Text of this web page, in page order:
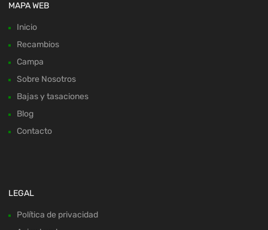
MAPA WEB
Inicio
Recambios
Campa
Sobre Nosotros
Bajas y tasaciones
Blog
Contacto
LEGAL
Política de privacidad